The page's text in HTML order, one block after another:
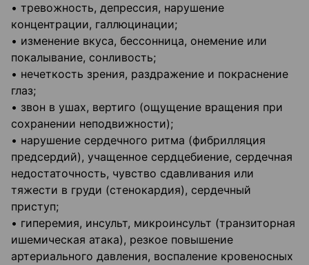
• тревожность, депрессия, нарушение
концентрации, галлюцинации;
• изменение вкуса, бессонница, онемение или
покалывание, сонливость;
• нечеткость зрения, раздражение и покраснение
глаз;
• звон в ушах, вертиго (ощущение вращения при
сохранении неподвижности);
• нарушение сердечного ритма (фибрилляция
предсердий), учащенное сердцебиение, сердечная
недостаточность, чувство сдавливания или
тяжести в груди (стенокардия), сердечный
приступ;
• гиперемия, инсульт, микроинсульт (транзиторная
ишемическая атака), резкое повышение
артериального давления, воспаление кровеносных